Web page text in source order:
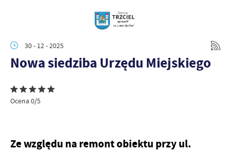
30 - 12 - 2025
Nowa siedziba Urzędu Miejskiego
Ocena 0/5
Ze względu na remont obiektu przy ul.